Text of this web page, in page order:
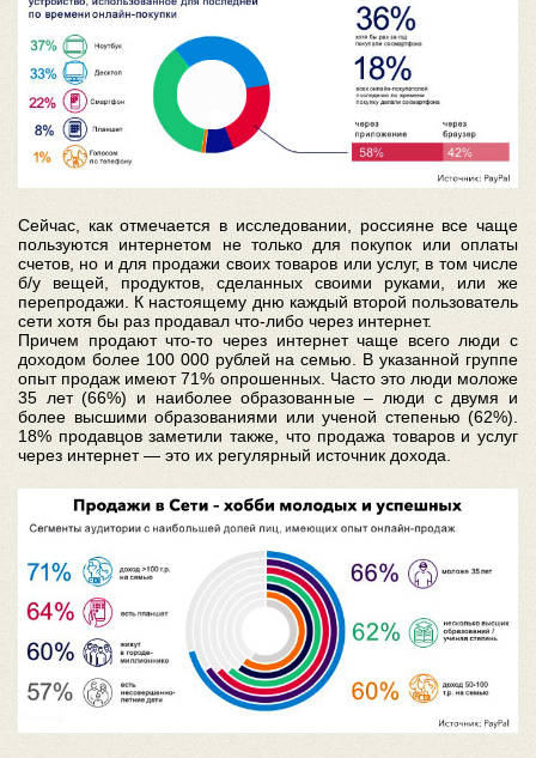
Сейчас, как отмечается в исследовании, россияне все чаще
пользуются интернетом не только для покупок или оплаты
счетов, но и для продажи своих товаров или услуг, в том числе
б/у вещей, продуктов, сделанных своими руками, или же
перепродажи. К настоящему дню каждый второй пользователь
сети хотя бы раз продавал что-либо через интернет.
Причем продают что-то через интернет чаще всего люди с
доходом более 100 000 рублей на семью. В указанной группе
опыт продаж имеют 71% опрошенных. Часто это люди моложе
35 лет (66%) и наиболее образованные – люди с двумя и
более высшими образованиями или ученой степенью (62%).
18% продавцов заметили также, что продажа товаров и услуг
через интернет — это их регулярный источник дохода.